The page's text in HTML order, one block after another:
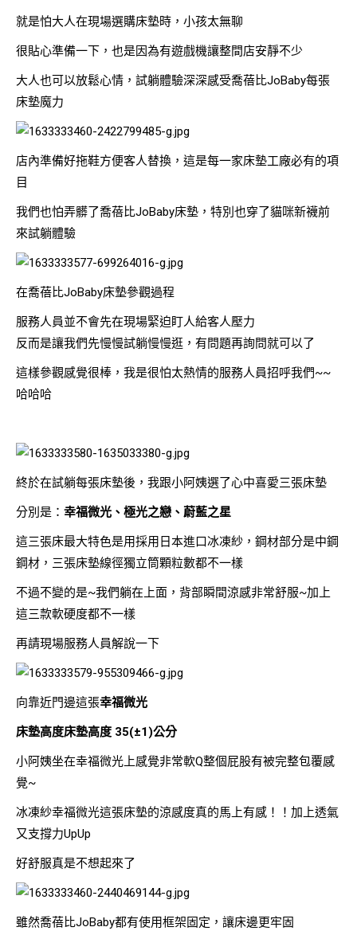
就是怕大人在現場選購床墊時，小孩太無聊
很貼心準備一下，也是因為有遊戲機讓整間店安靜不少
大人也可以放鬆心情，試躺體驗深深感受喬蓓比JoBaby每張
床墊魔力
店內準備好拖鞋方便客人替換，這是每一家床墊工廠必有的項
目
我們也怕弄髒了喬蓓比JoBaby床墊，特別也穿了貓咪新襪前
來試躺體驗
在喬蓓比JoBaby床墊參觀過程
服務人員並不會先在現場緊迫盯人給客人壓力
反而是讓我們先慢慢試躺慢慢逛，有問題再詢問就可以了
這樣參觀感覺很棒，我是很怕太熱情的服務人員招呼我們~~
哈哈哈
終於在試躺每張床墊後，我跟小阿姨選了心中喜愛三張床墊
分別是： 幸福微光、極光之戀、蔚藍之星
這三張床最大特色是用採用日本進口冰凍紗，鋼材部分是中鋼
鋼材，三張床墊線徑獨立筒顆粒數都不一樣
不過不變的是~我們躺在上面，背部瞬間涼感非常舒服~加上
這三款軟硬度都不一樣
再請現場服務人員解說一下
向靠近門邊這張幸福微光
床墊高度床墊高度 35(±1)公分
小阿姨坐在幸福微光上感覺非常軟Q整個屁股有被完整包覆感
覺~
冰凍紗幸福微光這張床墊的涼感度真的馬上有感！！加上透氣
又支撐力UpUp
好舒服真是不想起來了
雖然喬蓓比JoBaby都有使用框架固定，讓床邊更牢固